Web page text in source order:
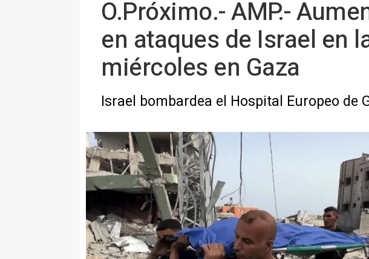
O.Próximo.- AMP.-
en ataques de Israel en
miércoles en Gaza
Israel bombardea el Hospital Europeo de